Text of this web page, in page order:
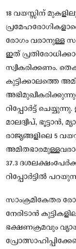
18 വയസ്സിന്
രോഗം വരാനുള്ള
ഇത്
സ്വീകരിക്കണം.
കുട്ടിക്കാലത്തെ
റിപ്പോർട്ട്
മാലദ്വീപ്, ഭൂട്ടാൻ,
രാജ്യങ്ങളിലെ 5
37.3
റിപ്പോര്‍ട്ടില്‍
സാംക്രമികേതര
നേരിടാൻ
ഭക്ഷണക്രമവും